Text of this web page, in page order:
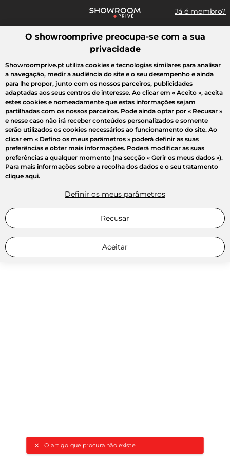
Já é membro?
Pesquisar uma marca, um artigo, uma venda...
O artigo que procura não existe.
Todas as vendas Moda Desporto Casa Criança Beleza
O showroomprive preocupa-se com a sua
privacidade
Showroomprive.pt utiliza cookies e tecnologias similares para analisar
a navegação, medir a audiência do site e o seu desempenho e ainda
para lhe propor, junto com os nossos parceiros, publicidades
adaptadas aos seus centros de interesse. Ao clicar em « Aceito », aceita
estes cookies e nomeadamente que estas informações sejam
partilhadas com os nossos parceiros. Pode ainda optar por « Recusar »
e nesse caso não irá receber conteúdos personalizados e somente
serão utilizados os cookies necessários ao funcionamento do site. Ao
clicar em « Defino os meus parâmetros » poderá definir as suas
preferências e obter mais informações. Poderá modificar as suas
preferências a qualquer momento (na secção « Gerir os meus dados »).
Para mais informações sobre a recolha dos dados e o seu tratamento
clique aqui.
Definir os meus parâmetros
Recusar
Aceitar